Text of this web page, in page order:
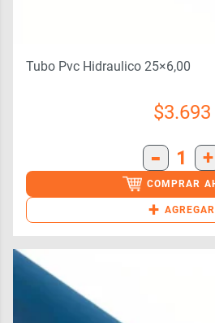
Tubo Pvc Hidraulico 25×6,00
$3.693
- 1 +
COMPRAR
+ AGREGAR